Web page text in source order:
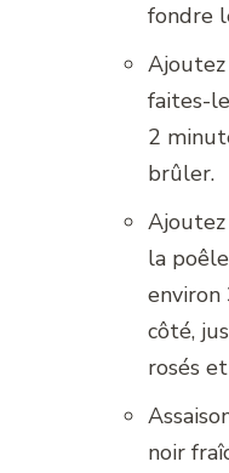
fondre
Ajoutez
faites-
2
brûler.
Ajoutez
la
environ
côté,
rosés
noir